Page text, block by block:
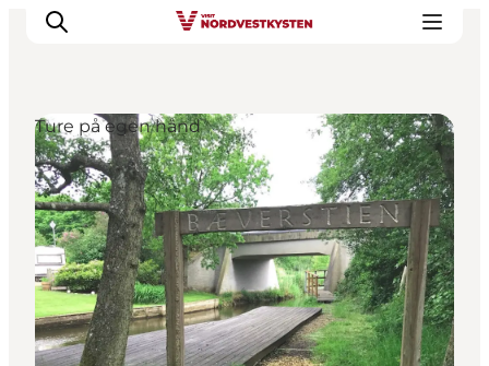
Feriesteder
Inspiration
Handicapvenlig ferie
Events
Overnatning
Planlæg din ferie
Ture på egen hånd